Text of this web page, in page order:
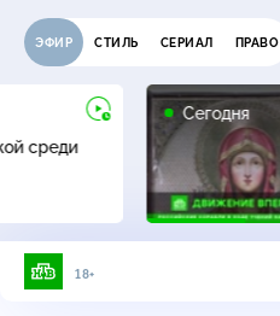
ЭФИР СТИЛЬ СЕРИАЛ ПРАВО
среди
Сегодня
18+